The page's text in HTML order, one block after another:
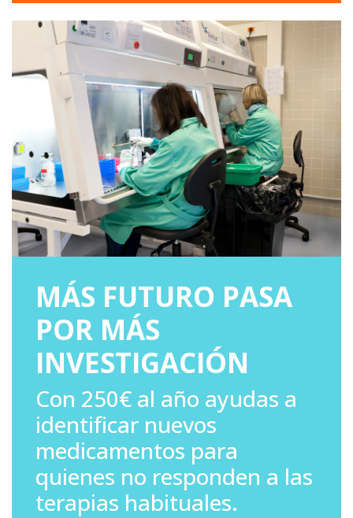
MÁS FUTURO PASA
POR MÁS
INVESTIGACIÓN
Con 250€ al año ayudas a
identificar nuevos
medicamentos para
quienes no responden a las
terapias habituales.